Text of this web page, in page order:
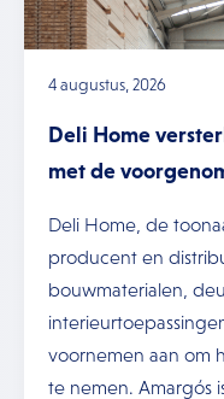
4 augustus, 2026
Deli Home
met de
Deli Home, de
producent en
bouwmaterialen,
voornemen aan om
te nemen. Amargós